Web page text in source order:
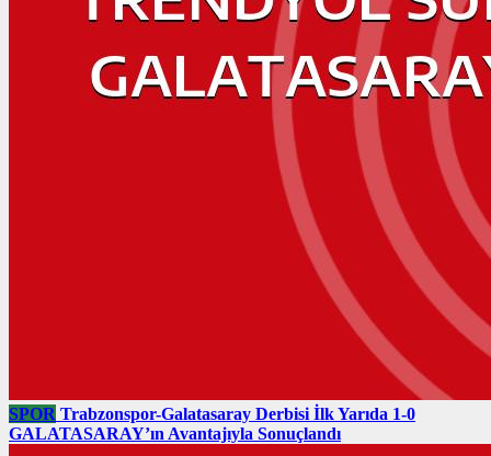
SPOR Trabzonspor-Galatasaray Derbisi İlk Yarıda 1-0
GALATASARAY’ın Avantajıyla Sonuçlandı